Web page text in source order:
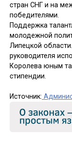
стран СНГ и на
победителями.
Поддержка
молодежной
Липецкой
руководителя
Королева юным
стипендии.
Источник: